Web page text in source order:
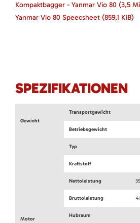
Kompaktbagger - Yanmar Vio 80 (3,5
Yanmar Vio 80 Speecsheet (859,1 KiB)
SPEZIFIKATIONEN
Gewicht
Transportgewicht
Betriebsgewicht
Motor
Typ
Kraftstoff
Nettoleistung
Bruttoleistung
Hubraum